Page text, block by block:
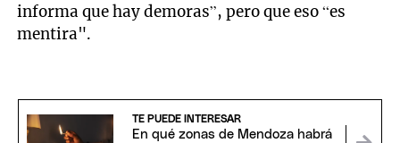
informa que hay demoras”, pero que eso “es
mentira".
TE PUEDE INTERESAR
En qué zonas de Mendoza habrá